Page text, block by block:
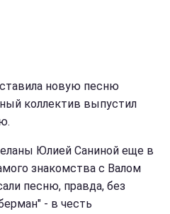
новую песню
коллектив выпустил
Юлией Саниной еще в
знакомства с Валом
песню, правда, без
- в честь